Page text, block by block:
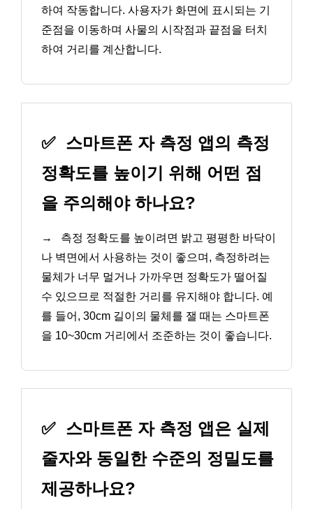
하여 작동합니다. 사용자가 화면에 표시되는 기
준점을 이동하며 사물의 시작점과 끝점을 터치
하여 거리를 계산합니다.
✅ 스마트폰 자 측정 앱의 측정
정확도를 높이기 위해 어떤 점
을 주의해야 하나요?
→
측정 정확도를 높이려면 밝고 평평한 바닥이
나 벽면에서 사용하는 것이 좋으며, 측정하려는
물체가 너무 멀거나 가까우면 정확도가 떨어질
수 있으므로 적절한 거리를 유지해야 합니다. 예
를 들어, 30cm 길이의 물체를 잴 때는 스마트폰
을 10~30cm 거리에서 조준하는 것이 좋습니다.
✅ 스마트폰 자 측정 앱은 실제
줄자와 동일한 수준의 정밀도를
제공하나요?